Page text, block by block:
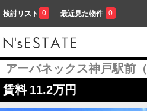
検討リスト 0 最近見た物件 0
アーバネックス神戸駅前（
賃料 11.2万円